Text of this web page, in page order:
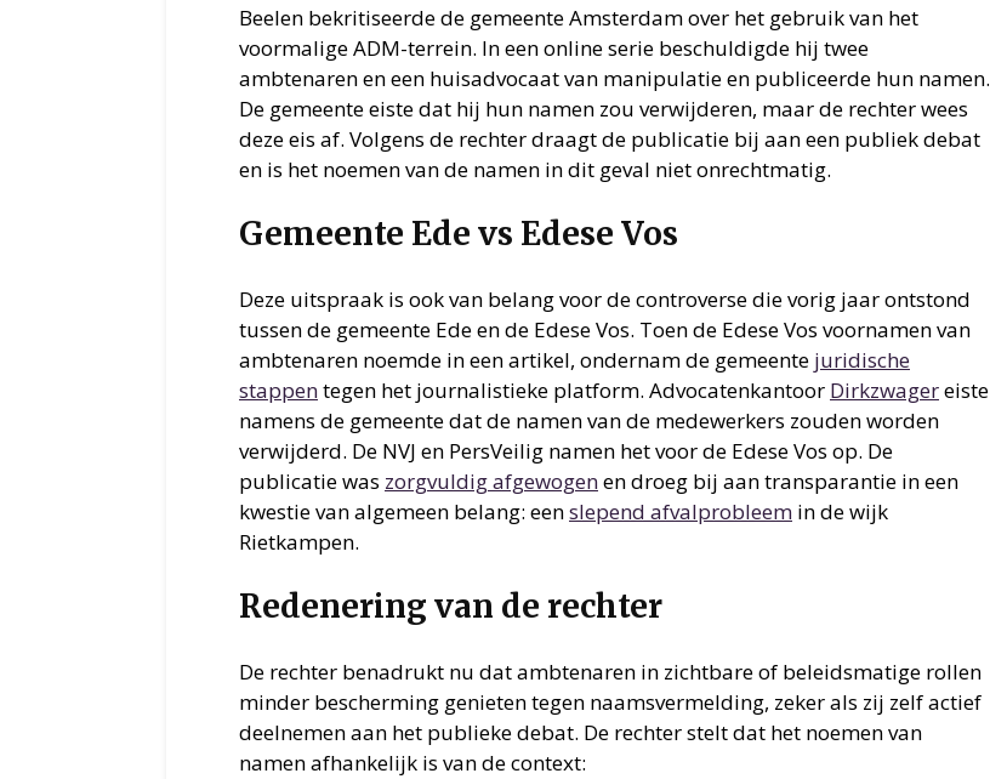
Beelen bekritiseerde de gemeente Amsterdam over het gebruik van het
voormalige ADM-terrein. In een online serie beschuldigde hij twee
ambtenaren en een huisadvocaat van manipulatie en publiceerde hun namen.
De gemeente eiste dat hij hun namen zou verwijderen, maar de rechter wees
deze eis af. Volgens de rechter draagt de publicatie bij aan een publiek debat
en is het noemen van de namen in dit geval niet onrechtmatig.
Gemeente Ede vs Edese Vos
Deze uitspraak is ook van belang voor de controverse die vorig jaar ontstond
tussen de gemeente Ede en de Edese Vos. Toen de Edese Vos voornamen van
ambtenaren noemde in een artikel, ondernam de gemeente juridische
stappentegen het journalistieke platform. Advocatenkantoor Dirkzwagereiste
namens de gemeente dat de namen van de medewerkers zouden worden
verwijderd. De NVJ en PersVeilig namen het voor de Edese Vos op. De
publicatie was zorgvuldig afgewogenen droeg bij aan transparantie in een
kwestie van algemeen belang: eenslepend afvalprobleem in de wijk
Rietkampen.
Redenering van de rechter
De rechter benadrukt nu dat ambtenaren in zichtbare of beleidsmatige rollen
minder bescherming genieten tegen naamsvermelding, zeker als zij zelf actief
deelnemen aan het publieke debat. De rechter stelt dat het noemen van
namen afhankelijk is van de context: